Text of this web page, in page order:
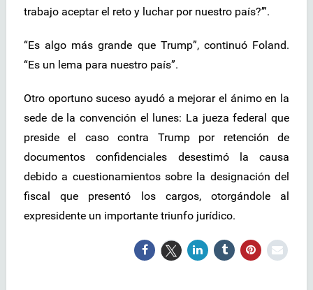
trabajo aceptar el reto y luchar por nuestro país?’”.
“Es algo más grande que Trump”, continuó Foland.
“Es un lema para nuestro país”.
Otro oportuno suceso ayudó a mejorar el ánimo en la
sede de la convención el lunes: La jueza federal que
preside el caso contra Trump por retención de
documentos confidenciales desestimó la causa
debido a cuestionamientos sobre la designación del
fiscal que presentó los cargos, otorgándole al
expresidente un importante triunfo jurídico.